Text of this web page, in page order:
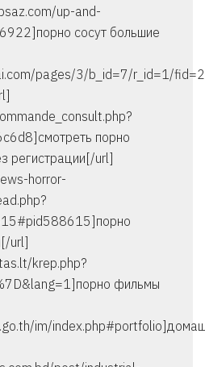
up-and-
сосут большие
pages/3/b_id=7/r_id=1/
порно
регистрации[/url]
horror-
url]
krep.php?
фильмы
im/